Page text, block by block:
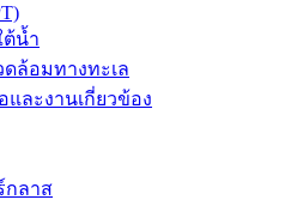
ต้น้ำ
ล้อมทางทะเล
และงานเกี่ยวข้อง
กลาส